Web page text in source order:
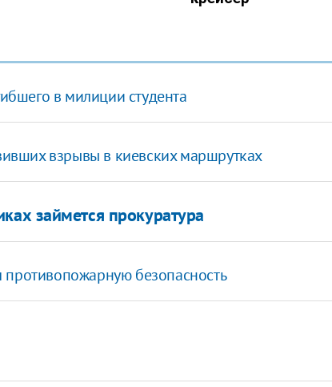
в милиции студента
взрывы в киевских маршрутках
займется прокуратура
безопасность